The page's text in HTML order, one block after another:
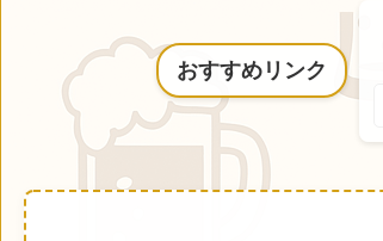
おすすめリンク